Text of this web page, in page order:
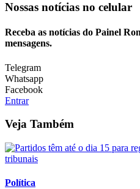
Nossas notícias no celular
Receba as notícias do Painel
mensagens.
Telegram
Whatsapp
Facebook
Entrar
Veja Também
Política